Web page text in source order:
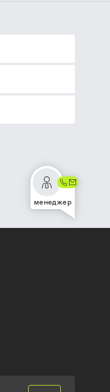
менеджер